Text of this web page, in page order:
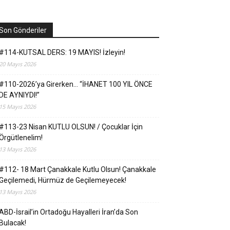
Gönderiler
KUTSAL DERS: 19 MAYIS! İzleyin!
Mayıs 2026
2026’ya Girerken… “İHANET 100 YIL ÖNCE
AYNIYDI!”
Mayıs 2026
23 Nisan KUTLU OLSUN! / Çocuklar İçin
Mayıs 2026
18 Mart Çanakkale Kutlu Olsun! Çanakkale
Hürmüz de Geçilemeyecek!
Mayıs 2026
İsrail’in Ortadoğu Hayalleri İran’da Son